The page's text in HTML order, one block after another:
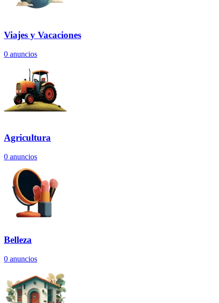
Viajes y Vacaciones
0 anuncios
Agricultura
0 anuncios
Belleza
0 anuncios